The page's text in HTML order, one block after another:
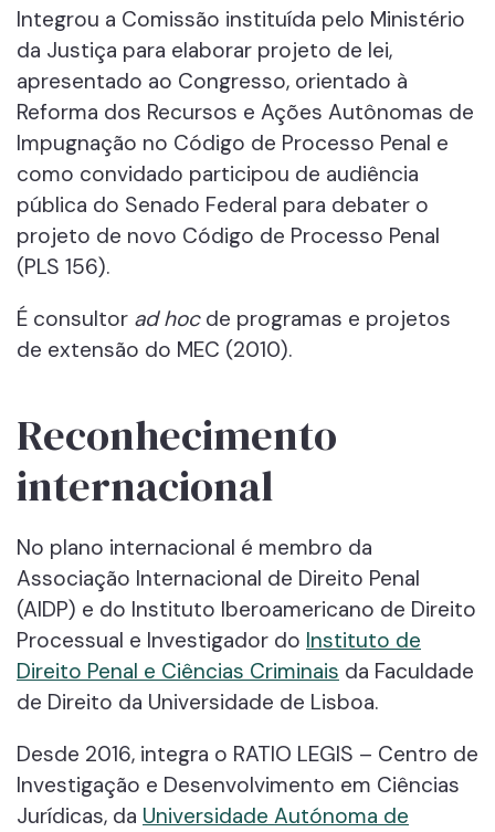
Integrou a Comissão instituída pelo Ministério
da Justiça para elaborar projeto de lei,
apresentado ao Congresso, orientado à
Reforma dos Recursos e Ações Autônomas de
Impugnação no Código de Processo Penal e
como convidado participou de audiência
pública do Senado Federal para debater o
projeto de novo Código de Processo Penal
(PLS 156).
É consultor ad hocde programas e projetos
de extensão do MEC (2010).
Reconhecimento
internacional
No plano internacional é membro da
Associação Internacional de Direito Penal
(AIDP) e do Instituto Iberoamericano de Direito
Processual e Investigador do Instituto de
Direito Penal e Ciências Criminais da Faculdade
de Direito da Universidade de Lisboa.
Desde 2016, integra o RATIO LEGIS – Centro de
Investigação e Desenvolvimento em Ciências
Jurídicas, da Universidade Autónoma de